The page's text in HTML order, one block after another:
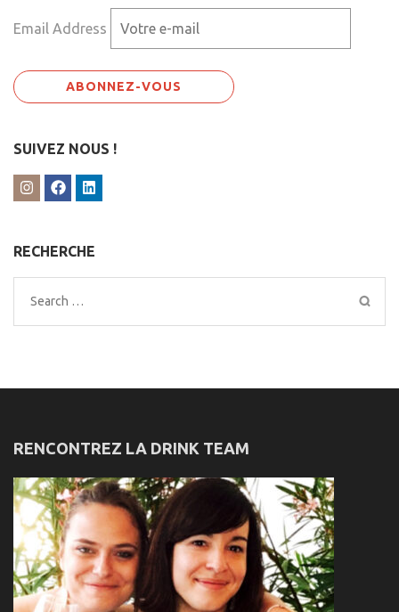
Email Address
SUIVEZ NOUS !
RECHERCHE
Search
for:
RENCONTREZ LA DRINK TEAM